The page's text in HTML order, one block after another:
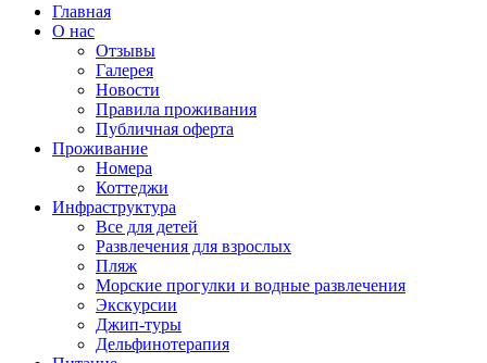
Главная
О нас
Отзывы
Галерея
Новости
Правила проживания
Публичная оферта
Проживание
Номера
Коттеджи
Инфраструктура
Все для детей
Развлечения для взрослых
Пляж
Морские прогулки и водные развлечения
Экскурсии
Джип-туры
Дельфинотерапия